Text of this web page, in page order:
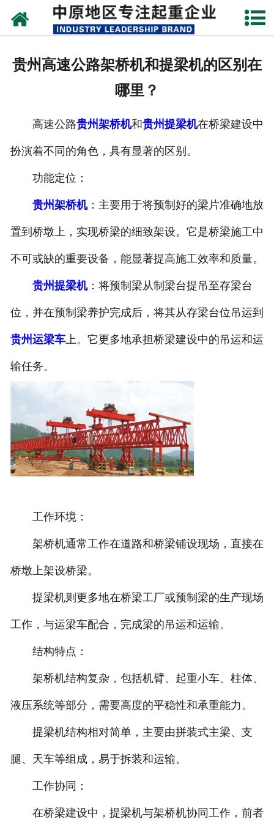
网站首页
成功案例
联系我们
贵州高速公路架桥机和提梁机的区别在
哪里？
高速公路贵州架桥机和贵州提梁机在桥梁建设中
扮演着不同的角色，具有显著的区别。
功能定位：
贵州架桥机：主要用于将预制好的梁片准确地放
置到桥墩上，实现桥梁的细致架设。它是桥梁施工中
不可或缺的重要设备，能显著提高施工效率和质量。
贵州提梁机：将预制梁从制梁台提吊至存梁台
位，并在预制梁养护完成后，将其从存梁台位吊运到
贵州运梁车上。它更多地承担桥梁建设中的吊运和运
输任务。
工作环境：
架桥机通常工作在道路和桥梁铺设现场，直接在
桥墩上架设桥梁。
提梁机则更多地在桥梁工厂或预制梁的生产现场
工作，与运梁车配合，完成梁的吊运和运输。
结构特点：
架桥机结构复杂，包括机臂、起重小车、柱体、
液压系统等部分，需要高度的平稳性和承重能力。
提梁机结构相对简单，主要由拼装式主梁、支
腿、天车等组成，易于拆装和运输。
工作协同：
在桥梁建设中，提梁机与架桥机协同工作，前者